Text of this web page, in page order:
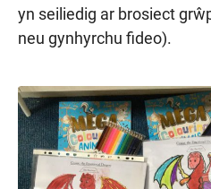
yn seiliedig ar brosiect
neu gynhyrchu fideo).